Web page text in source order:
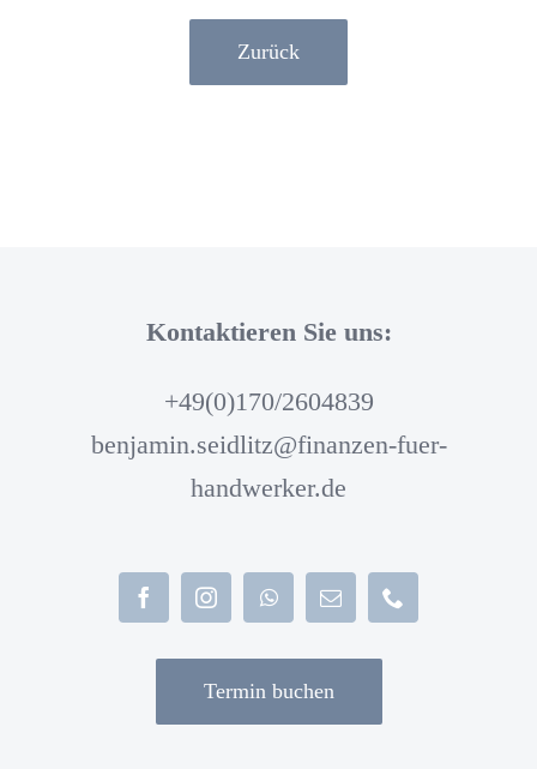
Zurück
Kontaktieren Sie uns:
+49(0)170/2604839
benjamin.seidlitz@finanzen-fuer-
handwerker.de
Termin buchen